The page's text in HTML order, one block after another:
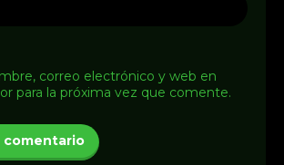
correo electrónico y web en
para la próxima vez que comente.